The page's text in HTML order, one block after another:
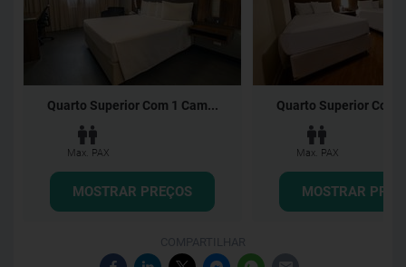
Quarto Superior Com 1 Cam...
Max. PAX
MOSTRAR PREÇOS
Quarto Superior Com
Max. PAX
MOSTRAR